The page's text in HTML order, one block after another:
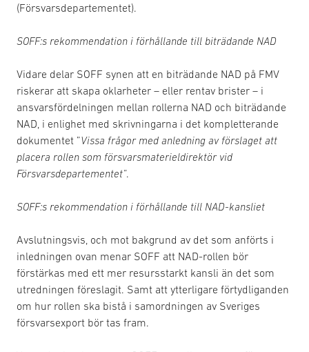
(Försvarsdepartementet).
SOFF:s rekommendation i förhållande till biträdande NAD
Vidare delar SOFF synen att en biträdande NAD på FMV
riskerar att skapa oklarheter – eller rentav brister – i
ansvarsfördelningen mellan rollerna NAD och biträdande
NAD, i enlighet med skrivningarna i det kompletterande
dokumentet ”Vissa frågor med anledning av förslaget att
placera rollen som försvarsmaterieldirektör vid
Försvarsdepartementet”.
SOFF:s rekommendation i förhållande till NAD-kansliet
Avslutningsvis, och mot bakgrund av det som anförts i
inledningen ovan menar SOFF att NAD-rollen bör
förstärkas med ett mer resursstarkt kansli än det som
utredningen föreslagit. Samt att ytterligare förtydliganden
om hur rollen ska bistå i samordningen av Sveriges
försvarsexport bör tas fram.